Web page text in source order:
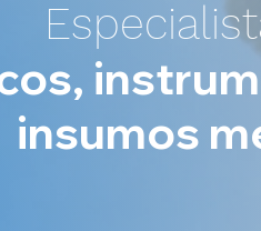
insumos